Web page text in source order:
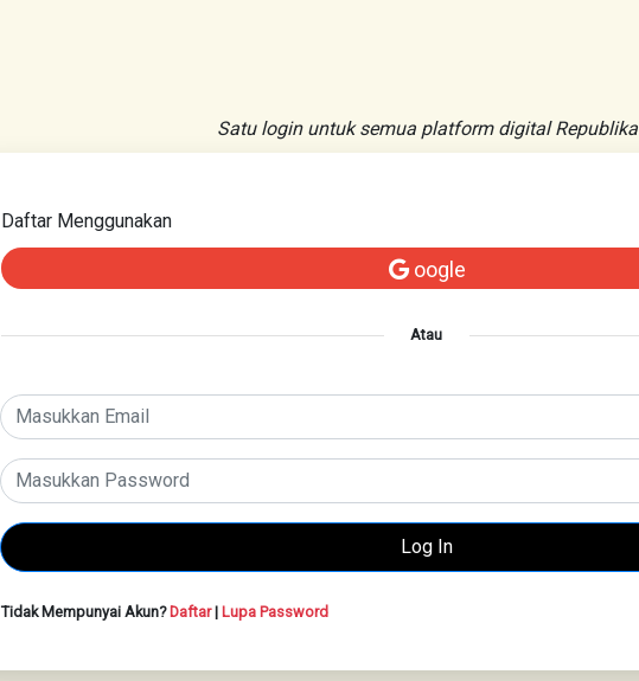
Satu login untuk semua platform digital Republika
Daftar Menggunakan
oogle
Atau
Tidak Mempunyai Akun?Daftar| Lupa Password